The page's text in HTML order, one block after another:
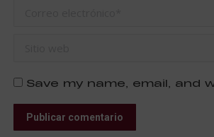
Save my name, email,
Publicar comentario